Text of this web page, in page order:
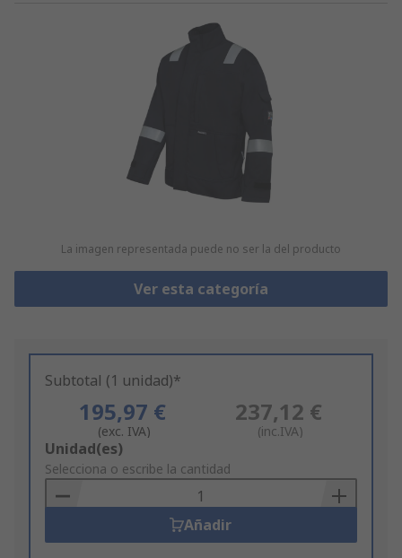
La imagen representada puede no ser la del producto
Ver esta categoría
Subtotal (1 unidad)*
195,97 €
(exc. IVA)
237,12 €
(inc.IVA)
Add
to
Basket
Unidad(es)
Selecciona o escribe la cantidad
Añadir